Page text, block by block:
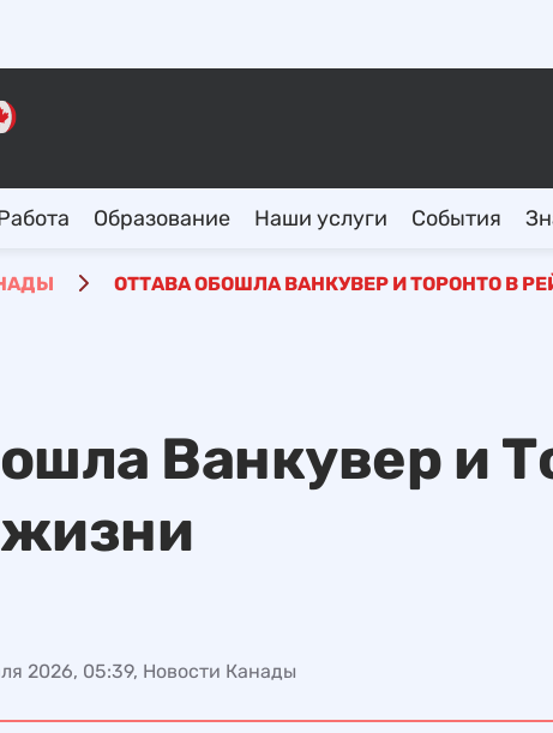
Образование Наши услуги События
ОТТАВА ОБОШЛА ВАНКУВЕР И ТОРОНТО В
Ванкувер и
жизни
2026, 05:39, Новости Канады